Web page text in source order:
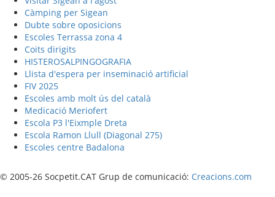
Càmping per Sigean
Dubte sobre oposicions
Escoles Terrassa zona 4
Coits dirigits
HISTEROSALPINGOGRAFIA
Llista d'espera per inseminació artificial
FIV 2025
Escoles amb molt ús del català
Medicació Meriofert
Escola P3 l'Eixmple Dreta
Escola Ramon Llull (Diagonal 275)
Escoles centre Badalona
© 2005-26 Socpetit.CAT Grup de comunicació: Creacions.com